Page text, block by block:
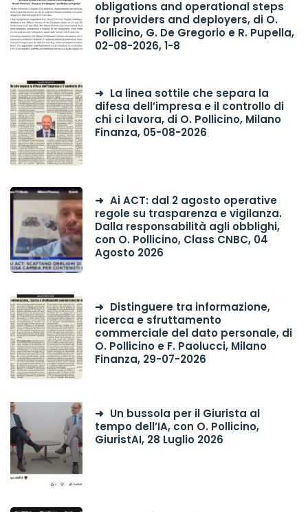
obligations and operational steps
for providers and deployers, di O.
Pollicino, G. De Gregorio e R. Pupella,
02-08-2026, 1-8
La linea sottile che separa la
difesa dell’impresa e il controllo di
chi ci lavora, di O. Pollicino, Milano
Finanza, 05-08-2026
Ai ACT: dal 2 agosto operative
regole su trasparenza e vigilanza.
Dalla responsabilità agli obblighi,
con O. Pollicino, Class CNBC, 04
Agosto 2026
Distinguere tra informazione,
ricerca e sfruttamento
commerciale del dato personale, di
O. Pollicino e F. Paolucci, Milano
Finanza, 29-07-2026
Un bussola per il Giurista al
tempo dell’IA, con O. Pollicino,
GiuristAI, 28 Luglio 2026